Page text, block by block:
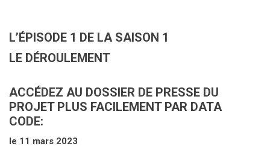
L’ÉPISODE 1 DE LA SAISON 1
LE DÉROULEMENT
ACCÉDEZ AU DOSSIER DE PRESSE DU
PROJET PLUS FACILEMENT PAR DATA
CODE:
le 11 mars 2023